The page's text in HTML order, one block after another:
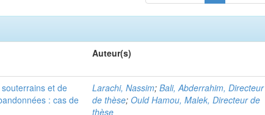
Auteur(s)
et de
: cas de
Larachi, Nassim;Bali, Abderrahim, Directeur
de thèse;Ould Hamou, Malek, Directeur de
thèse